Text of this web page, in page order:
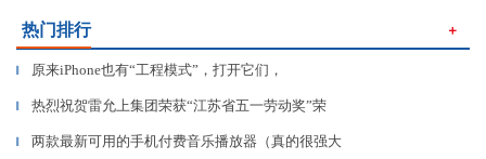
热门排行 ＋
▎ 原来iPhone也有“工程模式”，打开它们，
▎ 热烈祝贺雷允上集团荣获“江苏省五一劳动奖”荣
▎ 两款最新可用的手机付费音乐播放器（真的很强大